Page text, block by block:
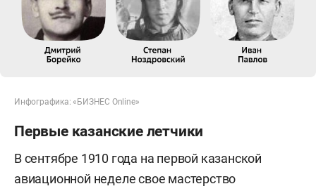
Инфографика: «БИЗНЕС Online»
Первые казанские летчики
В сентябре 1910 года на первой казанской
авиационной неделе свое мастерство